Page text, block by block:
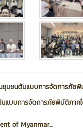
ชุมชนต้นแบบการจัดการภัย
แบบการจัดการภัยพิบัติภาค
of Myanmar...